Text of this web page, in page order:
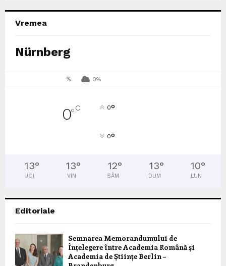
Vremea
Nürnberg
% 0%
0°C 0°
0°
13°
JOI
13°
VIN
12°
SÂM
13°
DUM
10°
LUN
Editoriale
Semnarea Memorandumului de
Înțelegere între Academia Română și
Academia de Științe Berlin –